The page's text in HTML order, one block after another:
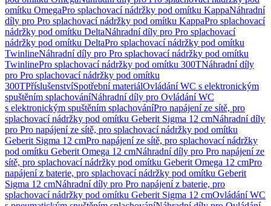
omítku OmegaPro splachovací nádržky pod omítku KappaNáhradní
díly pro Pro splachovací nádržky pod omítku KappaPro splachovací
nádržky pod omítku DeltaNáhradní díly pro Pro splachovací
nádržky pod omítku DeltaPro splachovací nádržky pod omítku
TwinlineNáhradní díly pro Pro splachovací nádržky pod omítku
TwinlinePro splachovací nádržky pod omítku 300TNáhradní díly
pro Pro splachovací nádržky pod omítku
300TPříslušenstvíSpotřební materiálOvládání WC s elektronickým
spuštěním splachováníNáhradní díly pro Ovládání WC
s elektronickým spuštěním splachováníPro napájení ze sítě, pro
splachovací nádržky pod omítku Geberit Sigma 12 cmNáhradní díly
pro Pro napájení ze sítě, pro splachovací nádržky pod omítku
Geberit Sigma 12 cmPro napájení ze sítě, pro splachovací nádržky
pod omítku Geberit Omega 12 cmNáhradní díly pro Pro napájení ze
sítě, pro splachovací nádržky pod omítku Geberit Omega 12 cmPro
napájení z baterie, pro splachovací nádržky pod omítku Geberit
Sigma 12 cmNáhradní díly pro Pro napájení z baterie, pro
splachovací nádržky pod omítku Geberit Sigma 12 cmOvládání WC